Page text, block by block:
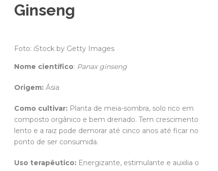
Ginseng
Foto: iStock by Getty Images
Nome científico: Panax ginseng
Origem: Ásia
Como cultivar: Planta de meia-sombra, solo rico em
composto orgânico e bem drenado. Tem crescimento
lento e a raiz pode demorar até cinco anos até ficar no
ponto de ser consumida.
Uso terapêutico: Energizante, estimulante e auxilia o